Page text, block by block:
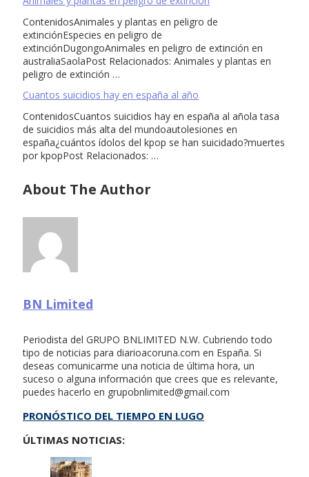
ContenidosAnimales y plantas en peligro de
extinciónEspecies en peligro de
extinciónDugongoAnimales en peligro de extinción en
australiaSaolaPost Relacionados: Animales y plantas en
peligro de extinción …
Cuantos suicidios hay en españa al año
ContenidosCuantos suicidios hay en españa al añola tasa
de suicidios más alta del mundoautolesiones en
españa¿cuántos ídolos del kpop se han suicidado?muertes
por kpopPost Relacionados: …
About The Author
BN Limited
Periodista del GRUPO BNLIMITED N.W. Cubriendo todo
tipo de noticias para diarioacoruna.com en España. Si
deseas comunicarme una noticia de última hora, un
suceso o alguna información que crees que es relevante,
puedes hacerlo en grupobnlimited@gmail.com
PRONÓSTICO DEL TIEMPO EN LUGO
ÚLTIMAS NOTICIAS: